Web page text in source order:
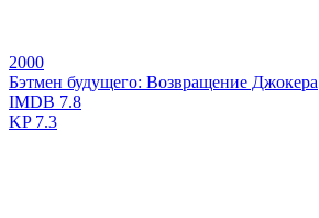
2000
Бэтмен будущего: Возвращение Джокера
IMDB 7.8
KP7.3